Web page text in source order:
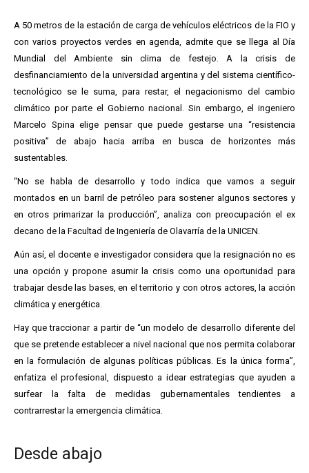
A 50 metros de la estación de carga de vehículos eléctricos de la FIO y
con varios proyectos verdes en agenda, admite que se llega al Día
Mundial del Ambiente sin clima de festejo. A la crisis de
desfinanciamiento de la universidad argentina y del sistema científico-
tecnológico se le suma, para restar, el negacionismo del cambio
climático por parte el Gobierno nacional. Sin embargo, el ingeniero
Marcelo Spina elige pensar que puede gestarse una “resistencia
positiva” de abajo hacia arriba en busca de horizontes más
sustentables.
“No se habla de desarrollo y todo indica que vamos a seguir
montados en un barril de petróleo para sostener algunos sectores y
en otros primarizar la producción”, analiza con preocupación el ex
decano de la Facultad de Ingeniería de Olavarría de la UNICEN.
Aún así, el docente e investigador considera que la resignación no es
una opción y propone asumir la crisis como una oportunidad para
trabajar desde las bases, en el territorio y con otros actores, la acción
climática y energética.
Hay que traccionar a partir de “un modelo de desarrollo diferente del
que se pretende establecer a nivel nacional que nos permita colaborar
en la formulación de algunas políticas públicas. Es la única forma”,
enfatiza el profesional, dispuesto a idear estrategias que ayuden a
surfear la falta de medidas gubernamentales tendientes a
contrarrestar la emergencia climática.
Desde abajo